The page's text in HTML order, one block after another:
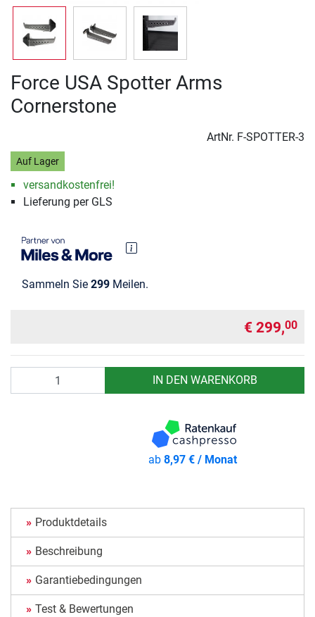
Force USA Spotter Arms
Cornerstone
ArtNr. F-SPOTTER-3
Auf Lager
versandkostenfrei!
Lieferung per GLS
Sammeln Sie 299 Meilen.
€ 299,00
IN DEN WARENKORB
ab8,97 € / Monat
Produktdetails
Beschreibung
Garantiebedingungen
Test & Bewertungen